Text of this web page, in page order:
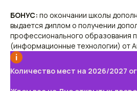
БОНУС: по окончании школы
выдается диплом о получении
профессионального образования
(информационные технологии) от
Количество мест на 2026/2027